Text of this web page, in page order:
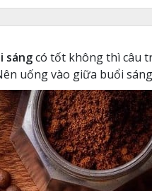
sángcó tốt không thì câu
uống vào giữa buổi